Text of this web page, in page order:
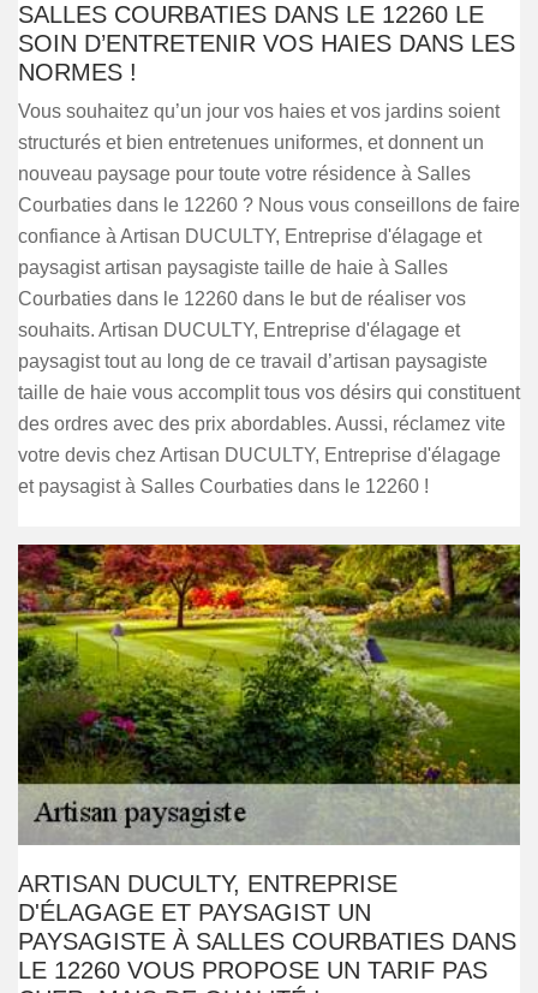
SALLES COURBATIES DANS LE 12260 LE
SOIN D’ENTRETENIR VOS HAIES DANS LES
NORMES !
Vous souhaitez qu’un jour vos haies et vos jardins soient
structurés et bien entretenues uniformes, et donnent un
nouveau paysage pour toute votre résidence à Salles
Courbaties dans le 12260 ? Nous vous conseillons de faire
confiance à Artisan DUCULTY, Entreprise d'élagage et
paysagist artisan paysagiste taille de haie à Salles
Courbaties dans le 12260 dans le but de réaliser vos
souhaits. Artisan DUCULTY, Entreprise d'élagage et
paysagist tout au long de ce travail d’artisan paysagiste
taille de haie vous accomplit tous vos désirs qui constituent
des ordres avec des prix abordables. Aussi, réclamez vite
votre devis chez Artisan DUCULTY, Entreprise d'élagage
et paysagist à Salles Courbaties dans le 12260 !
ARTISAN DUCULTY, ENTREPRISE
D'ÉLAGAGE ET PAYSAGIST UN
PAYSAGISTE À SALLES COURBATIES DANS
LE 12260 VOUS PROPOSE UN TARIF PAS